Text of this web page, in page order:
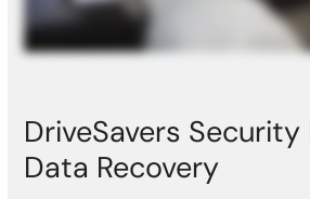
DriveSavers Security
Data Recovery